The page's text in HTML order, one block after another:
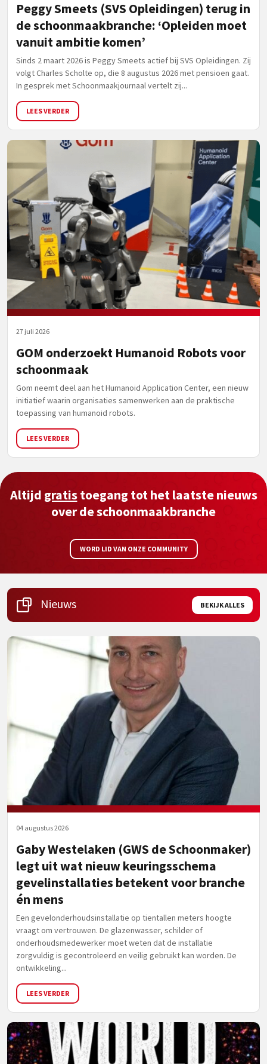
Peggy Smeets (SVS Opleidingen) terug in
de schoonmaakbranche: ‘Opleiden moet
vanuit ambitie komen’
Sinds 2 maart 2026 is Peggy Smeets actief bij SVS Opleidingen. Zij
volgt Charles Scholte op, die 8 augustus 2026 met pensioen gaat.
In gesprek met Schoonmaakjournaal vertelt zij...
LEES VERDER
27 juli 2026
GOM onderzoekt Humanoid Robots voor
schoonmaak
Gom neemt deel aan het Humanoid Application Center, een nieuw
initiatief waarin organisaties samenwerken aan de praktische
toepassing van humanoid robots.
LEES VERDER
Altijd gratistoegang tot het laatste nieuws
over de schoonmaakbranche
WORD LID VAN ONZE COMMUNITY
Nieuws BEKIJK ALLES
04 augustus 2026
Gaby Westelaken (GWS de Schoonmaker)
legt uit wat nieuw keuringsschema
gevelinstallaties betekent voor branche
én mens
Een gevelonderhoudsinstallatie op tientallen meters hoogte
vraagt om vertrouwen. De glazenwasser, schilder of
onderhoudsmedewerker moet weten dat de installatie
zorgvuldig is gecontroleerd en veilig gebruikt kan worden. De
ontwikkeling...
LEES VERDER